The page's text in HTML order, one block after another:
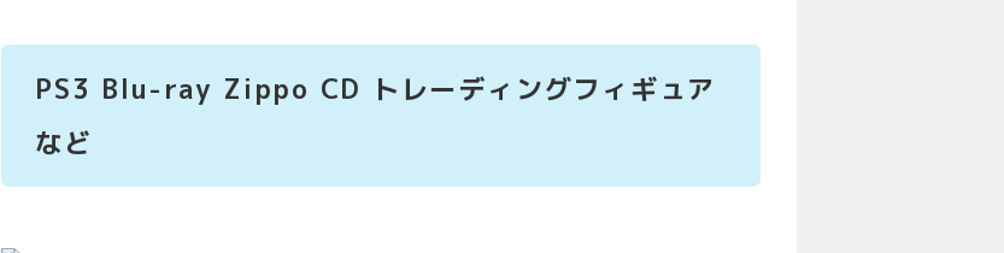
PS3 Blu-ray Zippo CD トレーディングフィギュア
など